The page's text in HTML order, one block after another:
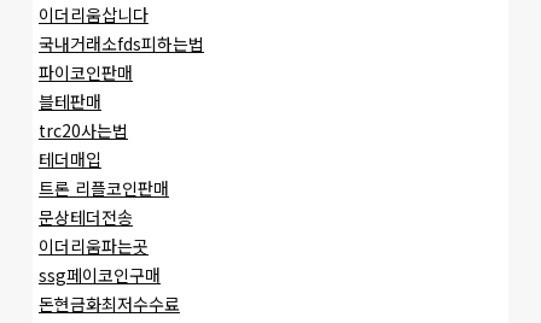
이더리움삽니다
국내거래소fds피하는법
파이코인판매
블테판매
trc20사는법
테더매입
트론 리플코인판매
문상테더전송
이더리움파는곳
ssg페이코인구매
돈현금화최저수수료